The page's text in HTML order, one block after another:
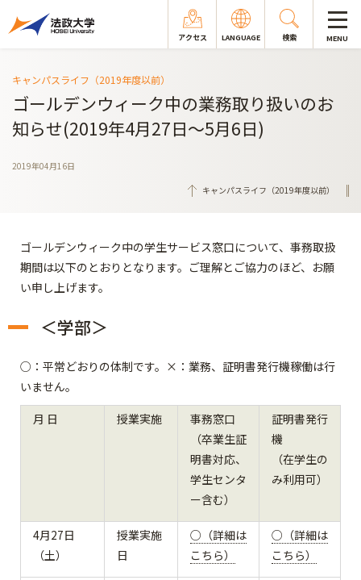
アクセス LANGUAGE 検索 MENU
キャンパスライフ（2019年度以前）
ゴールデンウィーク中の業務取り扱いのお
知らせ(2019年4月27日～5月6日)
2019年04月16日
キャンパスライフ（2019年度以前）
ゴールデンウィーク中の学生サービス窓口について、事務取扱
期間は以下のとおりとなります。ご理解とご協力のほど、お願
い申し上げます。
＜学部＞
○：平常どおりの体制です。×：業務、証明書発行機稼働は行
いません。
月 日
授業実施
事務窓口
（卒業生証
明書対応、
学生センタ
ー含む）
証明書発行
機
（在学生の
み利用可）
4月27日
（土）
授業実施
日
○（詳細は
こちら）
○（詳細は
こちら）